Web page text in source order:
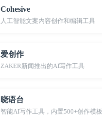
Cohesive
人工智能文案内容创作和编辑工具
爱创作
ZAKER新闻推出的AI写作工具
晓语台
智能AI写作工具，内置500+创作模板